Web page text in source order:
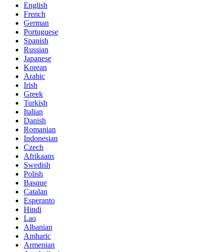
English
French
German
Portuguese
Spanish
Russian
Japanese
Korean
Arabic
Irish
Greek
Turkish
Italian
Danish
Romanian
Indonesian
Czech
Afrikaans
Swedish
Polish
Basque
Catalan
Esperanto
Hindi
Lao
Albanian
Amharic
Armenian